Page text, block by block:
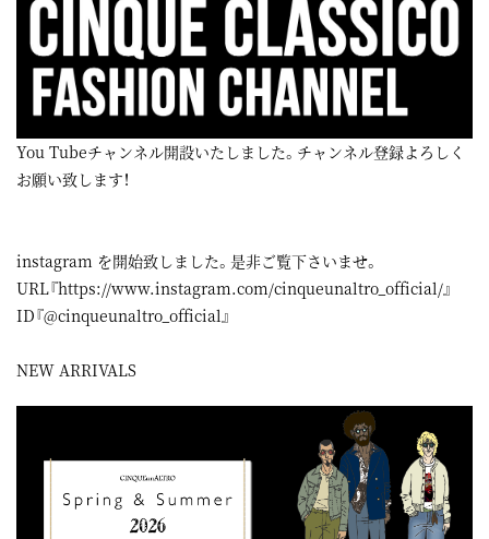
You Tubeチャンネル開設いたしました。チャンネル登録よろしく
お願い致します！
instagram を開始致しました。是非ご覧下さいませ。
URL『https://www.instagram.com/cinqueunaltro_official/』
ID『@cinqueunaltro_official』
NEW ARRIVALS